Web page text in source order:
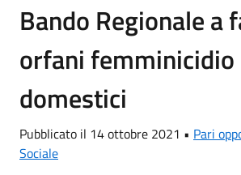
Bando Regionale a
orfani
domestici
Pubblicato il 14 ottobre 2021 • Pari
Sociale